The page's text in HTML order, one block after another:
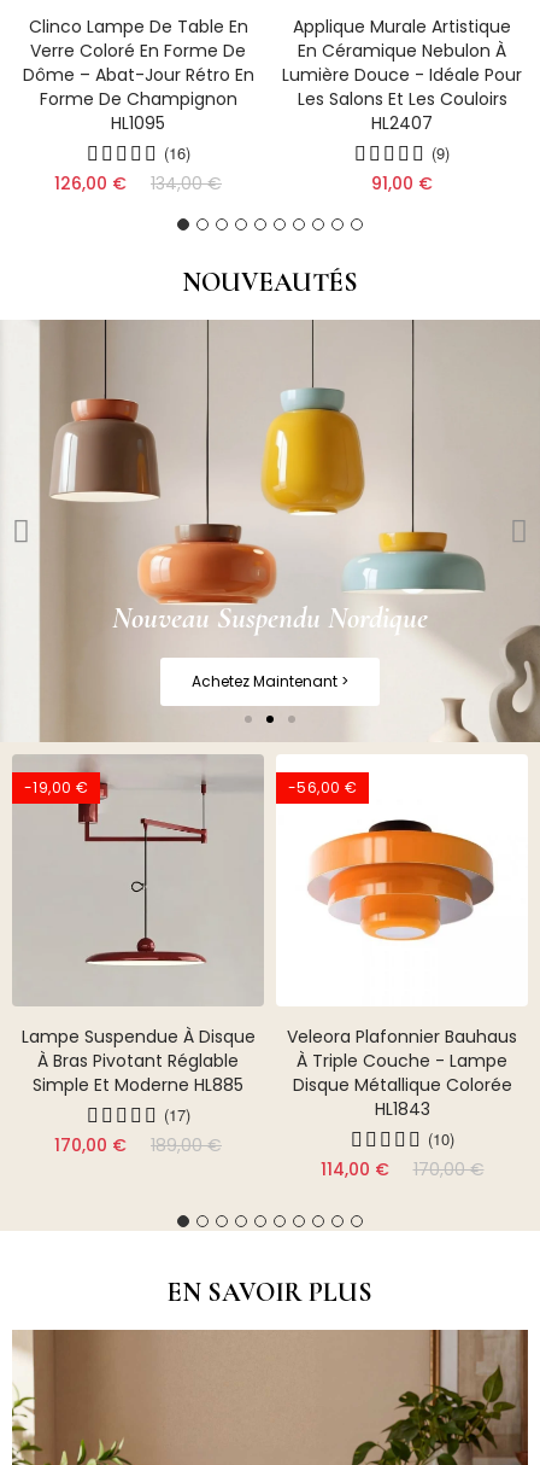
Clinco Lampe De Table En
Verre Coloré En Forme De
Dôme – Abat-Jour Rétro En
Forme De Champignon
HL1095
(16)
126,00 € 134,00 €
Applique Murale Artistique
En Céramique Nebulon À
Lumière Douce - Idéale Pour
Les Salons Et Les Couloirs
HL2407
(9)
91,00 €
NOUVEAUTÉS
-19,00 €
Lampe Suspendue À Disque
À Bras Pivotant Réglable
Simple Et Moderne HL885
(17)
170,00 € 189,00 €
-56,00 €
Veleora Plafonnier Bauhaus
À Triple Couche - Lampe
Disque Métallique Colorée
HL1843
(10)
114,00 € 170,00 €
EN SAVOIR PLUS